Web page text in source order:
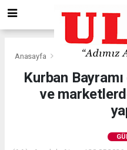
Anasayfa Gündem
Kurban
ve